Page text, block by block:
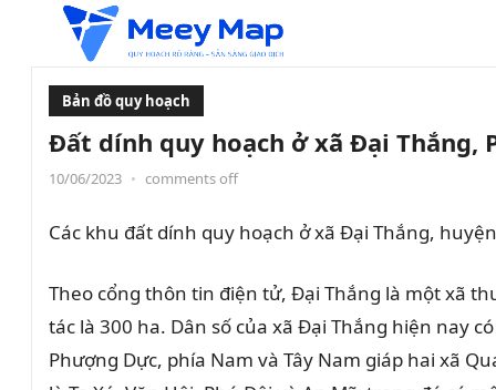
Bản đồ quy hoạch
Đất dính quy hoạch ở xã Đại Thắng,
10/06/2023 • comments off
Các khu đất dính quy hoạch ở xã Đại Thắng,
Theo cổng thôn tin điện tử, Đại Thắng là một xã
tác là 300 ha. Dân số của xã Đại Thắng hiện nay
Phượng Dực, phía Nam và Tây Nam giáp hai xã